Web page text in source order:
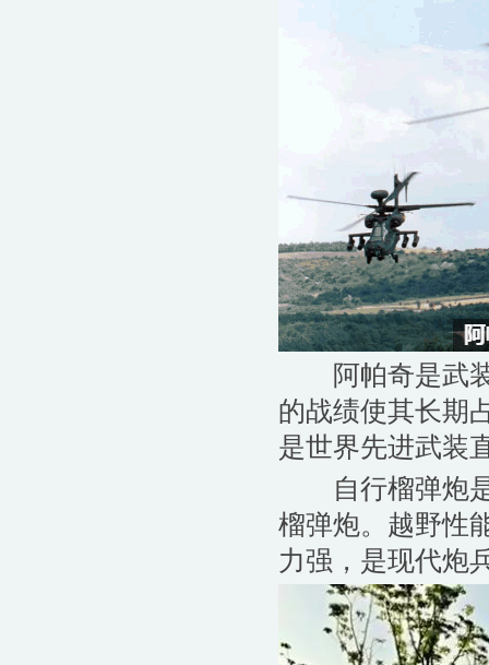
阿帕奇是武装
的战绩使其长期
是世界先进武装
自行榴弹炮是
榴弹炮。越野性
力强，是现代炮